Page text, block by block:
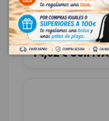
OEM:96750883ZD
ID:1028351
12,00 € Sin IVA
14,52 € Con IVA